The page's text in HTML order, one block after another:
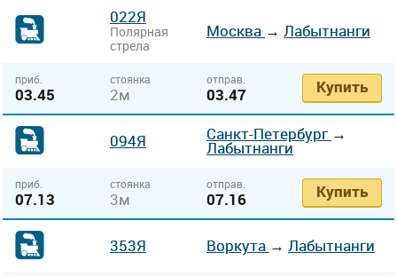
022Я
Полярная
стрела
Москва → Лабытнанги
приб.
03.45
стоянка
2м
отправ.
03.47 Купить
094Я Санкт-Петербург →
Лабытнанги
приб.
07.13
стоянка
3м
отправ.
07.16 Купить
353Я Воркута → Лабытнанги